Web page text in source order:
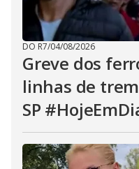
DO R7/04/08/2026
Greve dos
linhas de
SP